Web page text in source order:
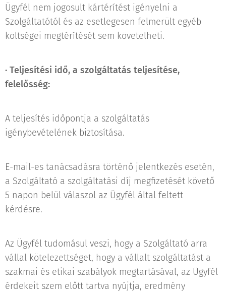
Ügyfél nem jogosult kártérítést igényelni a
Szolgáltatótól és az esetlegesen felmerült egyéb
költségei megtérítését sem követelheti.
· Teljesítési idő, a szolgáltatás teljesítése,
felelősség:
A teljesítés időpontja a szolgáltatás
igénybevételének biztosítása.
E-mail-es tanácsadásra történő jelentkezés esetén,
a Szolgáltató a szolgáltatási díj megfizetését követő
5 napon belül válaszol az Ügyfél által feltett
kérdésre.
Az Ügyfél tudomásul veszi, hogy a Szolgáltató arra
vállal kötelezettséget, hogy a vállalt szolgáltatást a
szakmai és etikai szabályok megtartásával, az Ügyfél
érdekeit szem előtt tartva nyújtja, eredmény